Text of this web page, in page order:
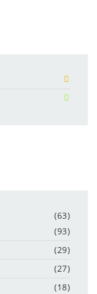
(63)
(93)
(29)
(27)
(18)